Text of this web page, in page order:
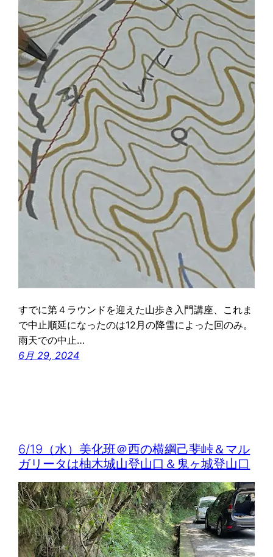
すでに第４ラウンドを迎えた山歩き入門講座、これま
で中止順延になったのは12月の降雪によった回のみ。
雨天での中止…
6月 29, 2024
6/19（水）美化班＠西の横綱己斐峠＆マル
ガリータは柚木城山登山口＆鬼ヶ城登山口